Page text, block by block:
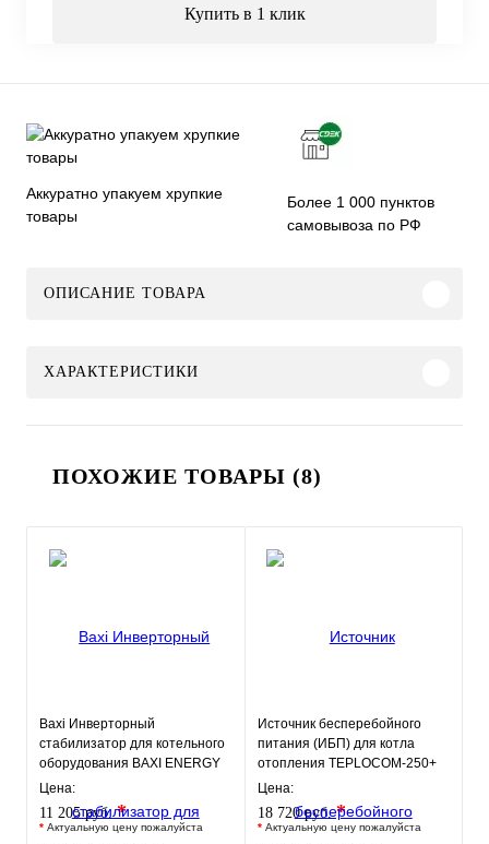
Купить в 1 клик
Аккуратно упакуем хрупкие
товары
Более 1 000 пунктов
самовывоза по РФ
ОПИСАНИЕ ТОВАРА
ХАРАКТЕРИСТИКИ
ПОХОЖИЕ ТОВАРЫ (8)
Baxi Инверторный
стабилизатор для котельного
оборудования BAXI ENERGY
600
Цена:
11 205 руб.*
* Актуальную цену пожалуйста
Источник бесперебойного
питания (ИБП) для котла
отопления TEPLOCOM-250+
Цена:
18 720 руб.*
* Актуальную цену пожалуйста